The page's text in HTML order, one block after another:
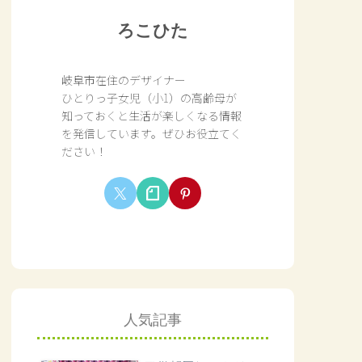
ろこひた
岐阜市在住のデザイナー
ひとりっ子女児（小1）の高齢母が
知っておくと生活が楽しくなる情報
を発信しています。ぜひお役立てく
ださい！
人気記事